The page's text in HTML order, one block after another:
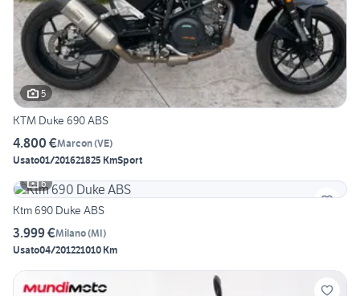
5
KTM Duke 690 ABS
4.800 €Marcon(VE)
Usato01/201621825 KmSport
6
Ktm 690 Duke ABS
3.999 €Milano(MI)
Usato04/201221010 Km